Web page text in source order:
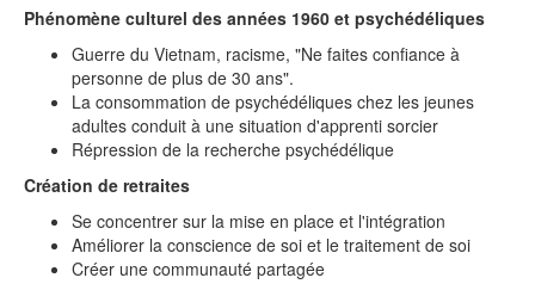
Phénomène culturel des années 1960 et psychédéliques
Guerre du Vietnam, racisme, "Ne faites confiance à
personne de plus de 30 ans".
La consommation de psychédéliques chez les jeunes
adultes conduit à une situation d'apprenti sorcier
Répression de la recherche psychédélique
Création de retraites
Se concentrer sur la mise en place et l'intégration
Améliorer la conscience de soi et le traitement de soi
Créer une communauté partagée